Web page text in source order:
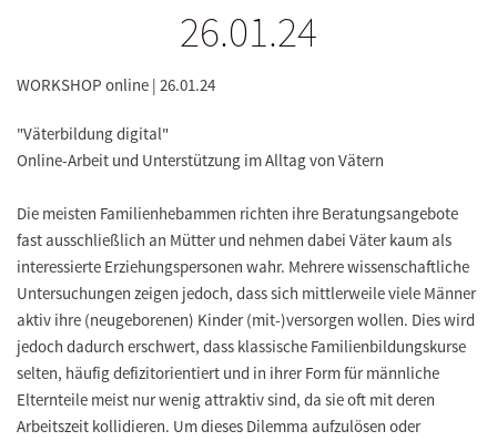
26.01.24
WORKSHOP online | 26.01.24
"Väterbildung digital"
Online-Arbeit und Unterstützung im Alltag von Vätern
Die meisten Familienhebammen richten ihre Beratungsangebote
fast ausschließlich an Mütter und nehmen dabei Väter kaum als
interessierte Erziehungspersonen wahr. Mehrere wissenschaftliche
Untersuchungen zeigen jedoch, dass sich mittlerweile viele Männer
aktiv ihre (neugeborenen) Kinder (mit-)versorgen wollen. Dies wird
jedoch dadurch erschwert, dass klassische Familienbildungskurse
selten, häufig defizitorientiert und in ihrer Form für männliche
Elternteile meist nur wenig attraktiv sind, da sie oft mit deren
Arbeitszeit kollidieren. Um dieses Dilemma aufzulösen oder